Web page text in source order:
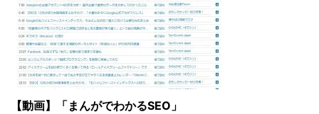
【動画】「まんがでわかるSEO」